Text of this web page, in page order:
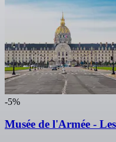
-5%
Musée de l'Armée -